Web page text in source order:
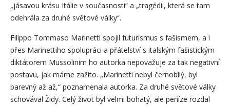
„jásavou krásu Itálie v současnosti“ a „tragédii, která se tam
odehrála za druhé světové války“.
Filippo Tommaso Marinetti spojil futurismus s fašismem, a i
přes Marinettiho spolupráci a přátelství s italským fašistickým
diktátorem Mussolinim ho autorka nepovažuje za tak negativní
postavu, jak máme zažito. „Marinetti nebyl černobílý, byl
barevný až až,“ poznamenala autorka. Za druhé světové války
schovával Židy. Celý život byl velmi bohatý, ale peníze rozdal